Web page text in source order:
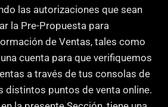
las autorizaciones que sean
la Pre-Propuesta para
de Ventas, tales como
cuenta para que verifiquemos
a través de tus consolas de
distintos puntos de venta online.